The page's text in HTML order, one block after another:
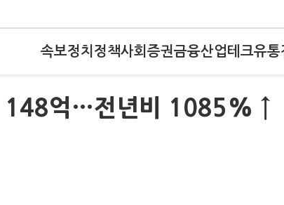
속보정치 정책사회 증권금융산업테크유통
148억…전년비 1085% ↑